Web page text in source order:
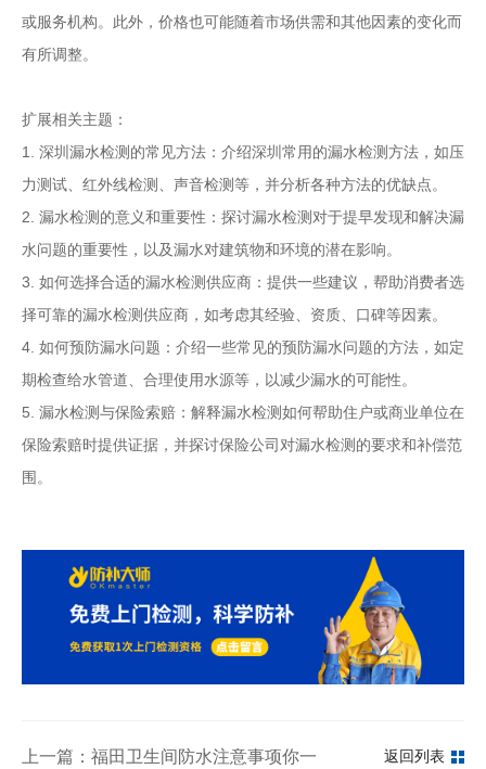
或服务机构。此外，价格也可能随着市场供需和其他因素的变化而
有所调整。
扩展相关主题：
1. 深圳漏水检测的常见方法：介绍深圳常用的漏水检测方法，如压
力测试、红外线检测、声音检测等，并分析各种方法的优缺点。
2. 漏水检测的意义和重要性：探讨漏水检测对于提早发现和解决漏
水问题的重要性，以及漏水对建筑物和环境的潜在影响。
3. 如何选择合适的漏水检测供应商：提供一些建议，帮助消费者选
择可靠的漏水检测供应商，如考虑其经验、资质、口碑等因素。
4. 如何预防漏水问题：介绍一些常见的预防漏水问题的方法，如定
期检查给水管道、合理使用水源等，以减少漏水的可能性。
5. 漏水检测与保险索赔：解释漏水检测如何帮助住户或商业单位在
保险索赔时提供证据，并探讨保险公司对漏水检测的要求和补偿范
围。
上一篇：福田卫生间防水注意事项你一定要知道返回列表